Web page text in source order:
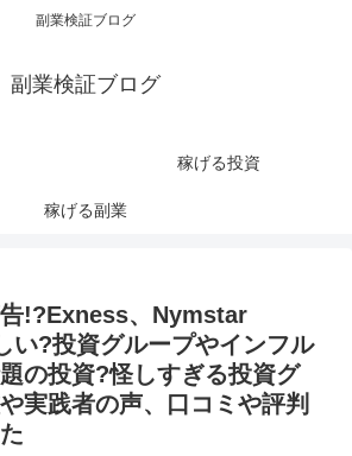
副業検証ブログ
副業検証ブログ
稼げる投資
稼げる副業
!?Exness、Nymstar
い?投資グループやインフル
の投資?怪しすぎる投資グ
実践者の声、口コミや評判